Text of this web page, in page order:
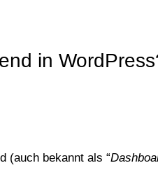
in
(auch bekannt als “